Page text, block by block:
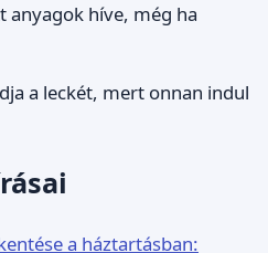
anyagok híve, még ha
a leckét, mert onnan indul
a háztartásban: